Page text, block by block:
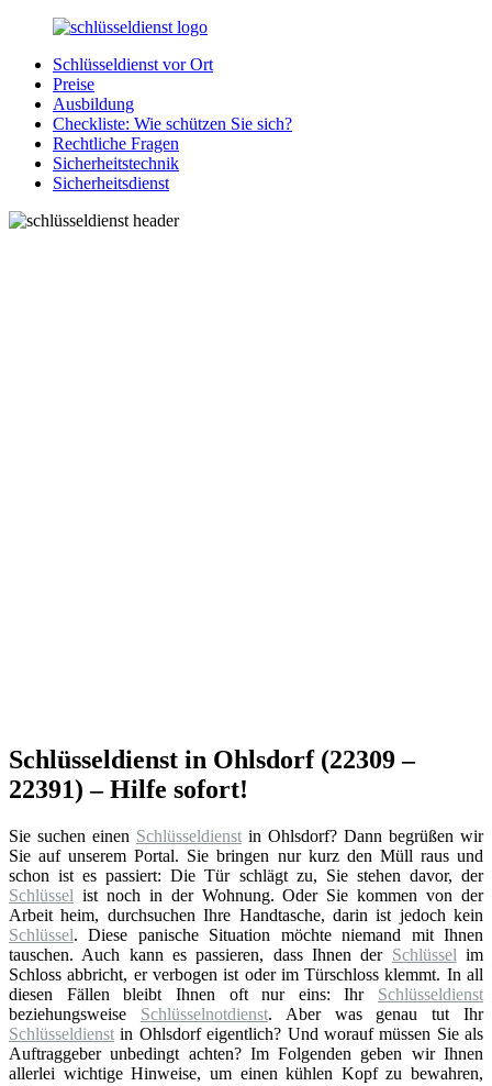
Zurück
Inhalt
SchluesseldienstDirekt.de
Ihre
Notlage
wird
gelöst!
Schlüsseldienst vor Ort
Preise
Ausbildung
Checkliste: Wie schützen Sie sich?
Rechtliche Fragen
Sicherheitstechnik
Sicherheitsdienst
Schlüsseldienst in Ohlsdorf (22309 –
22391) – Hilfe sofort!
Sie suchen einen Schlüsseldienst in Ohlsdorf? Dann begrüßen wir
Sie auf unserem Portal. Sie bringen nur kurz den Müll raus und
schon ist es passiert: Die Tür schlägt zu, Sie stehen davor, der
Schlüssel ist noch in der Wohnung. Oder Sie kommen von der
Arbeit heim, durchsuchen Ihre Handtasche, darin ist jedoch kein
Schlüssel. Diese panische Situation möchte niemand mit Ihnen
tauschen. Auch kann es passieren, dass Ihnen der Schlüssel im
Schloss abbricht, er verbogen ist oder im Türschloss klemmt. In all
diesen Fällen bleibt Ihnen oft nur eins: Ihr Schlüsseldienst
beziehungsweise Schlüsselnotdienst. Aber was genau tut Ihr
Schlüsseldienst in Ohlsdorf eigentlich? Und worauf müssen Sie als
Auftraggeber unbedingt achten? Im Folgenden geben wir Ihnen
allerlei wichtige Hinweise, um einen kühlen Kopf zu bewahren,